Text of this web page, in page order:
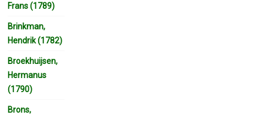
Frans (1789)
Brinkman,
Hendrik (1782)
Broekhuijsen,
Hermanus
(1790)
Brons,